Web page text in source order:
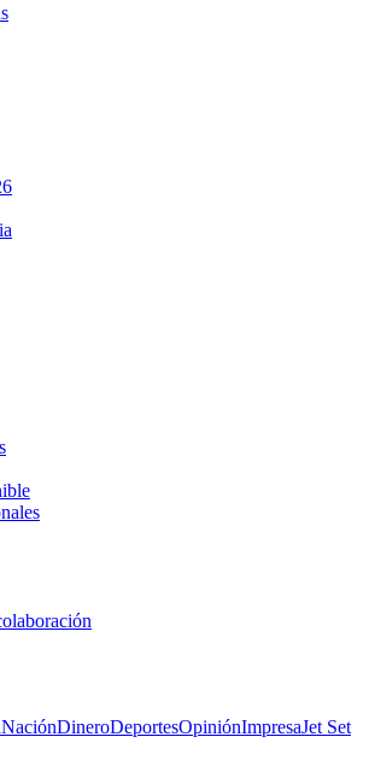
NaciónDineroDeportesOpiniónImpresaJet Set